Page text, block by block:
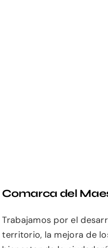
Comarca del
Trabajamos por el
territorio, la mejora de